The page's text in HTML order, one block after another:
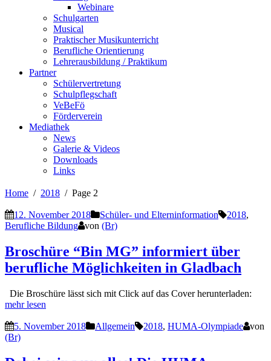
Webinare
Schulgarten
Musical
Praktischer Musikunterricht
Berufliche Orientierung
Lehrerausbildung / Praktikum
Partner
Schülervertretung
Schulpflegschaft
VeBeFö
Förderverein
Mediathek
News
Galerie & Videos
Downloads
Links
Home 2018 Page 2
12. November 2018 Schüler- und Elterninformation 2018,
Berufliche Bildung
von (Br)
Broschüre “Bin MG” informiert über
berufliche Möglichkeiten in Gladbach
Die Broschüre lässt sich mit Click auf das Cover herunterladen:
mehr lesen
5. November 2018 Allgemein 2018, HUMA-Olympiade
von
(Br)